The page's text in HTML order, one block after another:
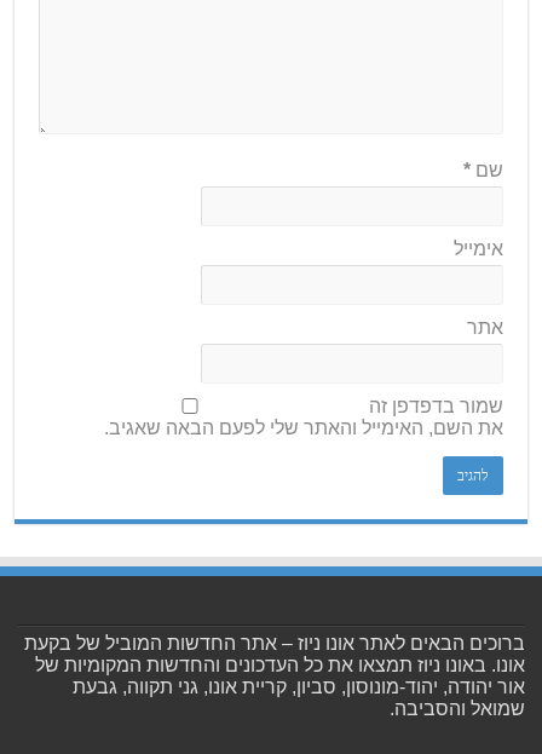
שם*
אימייל
אתר
שמור בדפדפן זה
את השם, האימייל והאתר שלי לפעם הבאה שאגיב.
ברוכים הבאים לאתר אונו ניוז – אתר החדשות המוביל של בקעת
אונו. באונו ניוז תמצאו את כל העדכונים והחדשות המקומיות של
אור יהודה, יהוד-מונוסון, סביון, קריית אונו, גני תקווה, גבעת
שמואל והסביבה.